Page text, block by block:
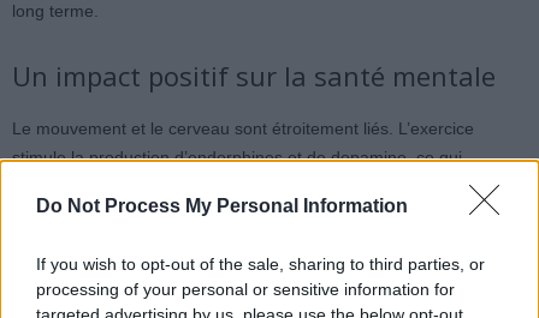
Do Not Process My Personal Information
If you wish to opt-out of the sale, sharing to third parties, or
processing of your personal or sensitive information for
long terme.
Un impact positif sur la santé mentale
Le mouvement et le cerveau sont étroitement liés. L’exercice
stimule la production d’endorphines et de dopamine, ce qui
améliore l’humeur et diminue l’anxiété. En mars 2026, l’activité
physique est même prescrite comme traitement de première
neuroplasticité, aidant à garder un esprit vif et alerte. Une bonne
santé mentale est essentielle pour une longévité harmonieuse, car